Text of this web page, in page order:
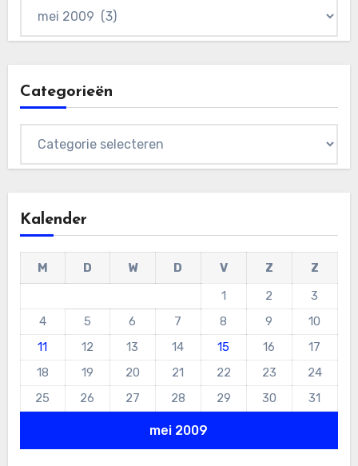
Categorieën
Kalender
mei 2009
M D W D V Z
Z
1
2
3
4
5 6 7 8 9
10
11
12 13 14 15 16
17
18
19 20 21 22 23
24
25
26 27 28 29 30 31